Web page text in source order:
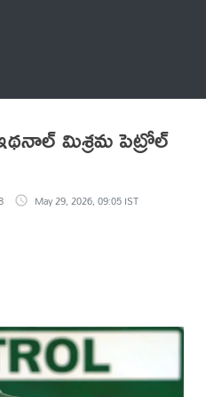
మిశ్రమ పెట్రోల్
May 29, 2026, 09:05 IST